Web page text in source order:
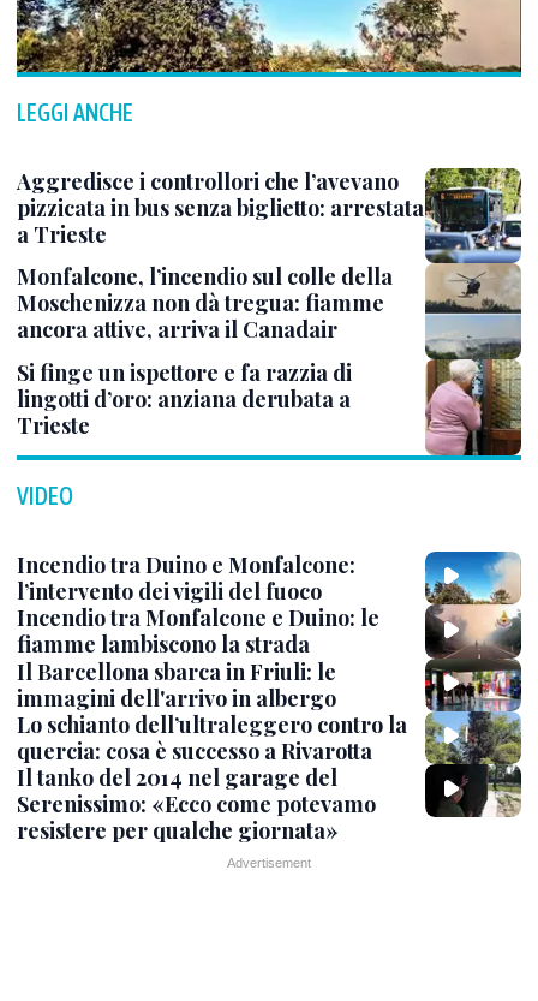
LEGGI ANCHE
Aggredisce i controllori che l’avevano
pizzicata in bus senza biglietto: arrestata
a Trieste
Monfalcone, l’incendio sul colle della
Moschenizza non dà tregua: fiamme
ancora attive, arriva il Canadair
Si finge un ispettore e fa razzia di
lingotti d’oro: anziana derubata a
Trieste
VIDEO
Incendio tra Duino e Monfalcone:
l’intervento dei vigili del fuoco
Incendio tra Monfalcone e Duino: le
fiamme lambiscono la strada
Il Barcellona sbarca in Friuli: le
immagini dell'arrivo in albergo
Lo schianto dell’ultraleggero contro la
quercia: cosa è successo a Rivarotta
Il tanko del 2014 nel garage del
Serenissimo: «Ecco come potevamo
resistere per qualche giornata»